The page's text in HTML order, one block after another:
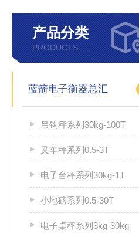
产品分类
PRODUCTS
蓝箭电子衡器总汇
吊钩秤系列30kg-100T
叉车秤系列0.5-3T
电子台秤系列30kg-1T
小地磅系列0.5-30T
电子桌秤系列3kg-30kg